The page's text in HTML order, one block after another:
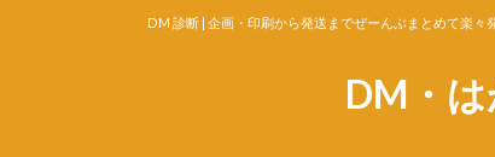
DM・
DM 診断 | 企画・印刷から発送までぜーんぶまとめて楽々
業界最安級！DM・はがき発送代行